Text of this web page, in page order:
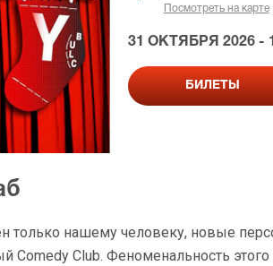
Посмотреть на карте
31 ОКТЯБРЯ 2026 -
БИЛЕТЫ
только нашему человеку, новые
Club. Феноменальность этого